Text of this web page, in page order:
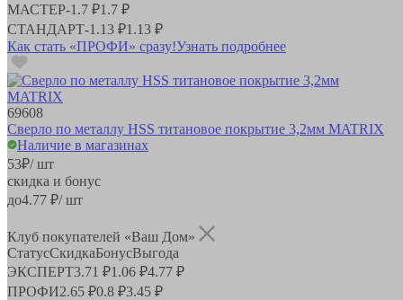
МАСТЕР-1.7 ₽1.7 ₽
СТАНДАРТ-1.13 ₽1.13 ₽
Как стать «ПРОФИ» сразу!Узнать подробнее
69608
Сверло по металлу HSS титановое покрытие 3,2мм MATRIX
Наличие в магазинах
53₽/ шт
скидка и бонус
до4.77 ₽/ шт
Клуб покупателей «Ваш Дом»
СтатусСкидкаБонусВыгода
ЭКСПЕРТ3.71 ₽1.06 ₽4.77 ₽
ПРОФИ2.65 ₽0.8 ₽3.45 ₽